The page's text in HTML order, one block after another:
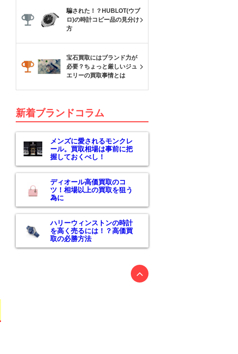
騙された！？HUBLOT(ウブ
ロ)の時計コピー品の見分け
方
宝石買取にはブランド力が
必要？ちょっと厳しいジュ
エリーの買取事情とは
新着ブランドコラム
メンズに愛されるモンクレ
ール。買取相場は事前に把
握しておくべし！
ディオール高価買取のコ
ツ！相場以上の買取を狙う
為に
ハリーウィンストンの時計
を高く売るには！？高価買
取の必勝方法